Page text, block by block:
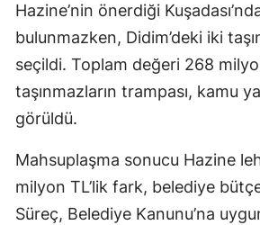
Hazine’nin önerdiği
bulunmazken, Didim’deki iki
seçildi. Toplam değeri 268
taşınmazların trampası, kamu
görüldü.
Mahsuplaşma sonucu Hazine
milyon TL’lik fark, belediye
Süreç, Belediye Kanunu’na